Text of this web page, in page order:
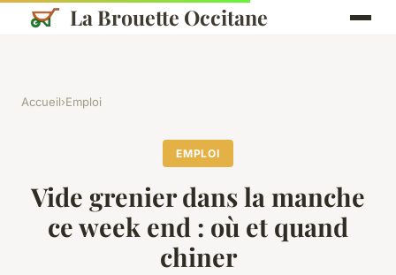
La Brouette Occitane
Accueil›Emploi
EMPLOI
Vide grenier dans la manche
ce week end : où et quand
chiner